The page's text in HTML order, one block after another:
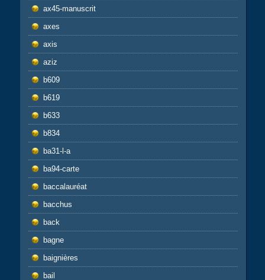
ax45-manuscrit
axes
axis
aziz
b609
b619
b633
b834
ba31-l-a
ba94-carte
baccalauréat
bacchus
back
bagne
baignières
bail